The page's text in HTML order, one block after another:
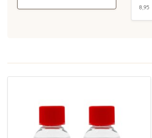
8,95